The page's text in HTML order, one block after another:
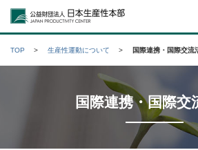
公益財団法人
TOP 生産性運動について 国際連携・国際交流
国際連携・国際交